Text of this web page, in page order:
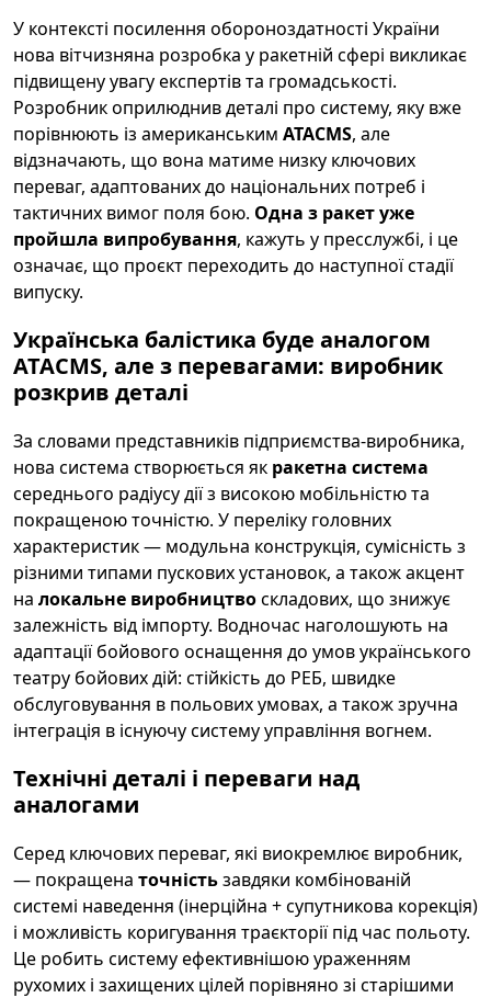
У контексті посилення обороноздатності України
нова вітчизняна розробка у ракетній сфері викликає
підвищену увагу експертів та громадськості.
Розробник оприлюднив деталі про систему, яку вже
порівнюють із американським ATACMS, але
відзначають, що вона матиме низку ключових
переваг, адаптованих до національних потреб і
тактичних вимог поля бою. Одна з ракет уже
пройшла випробування, кажуть у пресслужбі, і це
означає, що проєкт переходить до наступної стадії
випуску.
Українська балістика буде аналогом
ATACMS, але з перевагами: виробник
розкрив деталі
За словами представників підприємства-виробника,
нова система створюється як ракетна система
середнього радіусу дії з високою мобільністю та
покращеною точністю. У переліку головних
характеристик — модульна конструкція, сумісність з
різними типами пускових установок, а також акцент
на локальне виробництвоскладових, що знижує
залежність від імпорту. Водночас наголошують на
адаптації бойового оснащення до умов українського
театру бойових дій: стійкість до РЕБ, швидке
обслуговування в польових умовах, а також зручна
інтеграція в існуючу систему управління вогнем.
Технічні деталі і переваги над
аналогами
Серед ключових переваг, які виокремлює виробник,
— покращена точністьзавдяки комбінованій
системі наведення (інерційна + супутникова корекція)
і можливість коригування траєкторії під час польоту.
Це робить систему ефективнішою ураженням
рухомих і захищених цілей порівняно зі старішими